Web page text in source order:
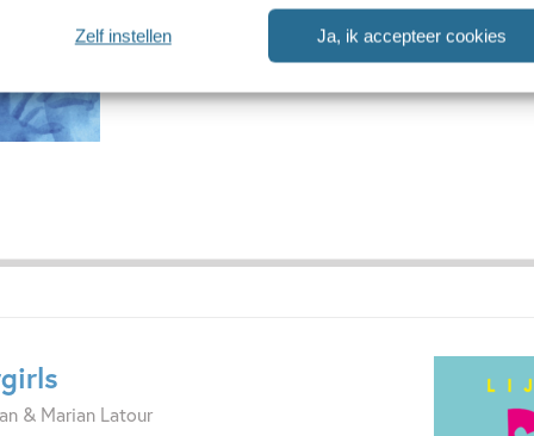
Ja, ik accepteer cookies
Zelf instellen
& Marian Latour